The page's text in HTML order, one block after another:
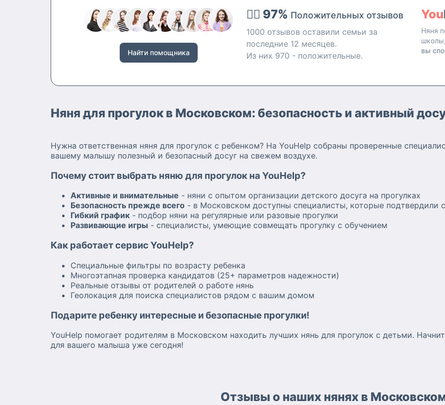
Найти помощника
👍🏻 97% Положительных отзывов
1000 отзывов оставили семьи за
последние 12 месяцев.
Из них 970 - положительные.
You
Няня
вы
Няня для прогулок в Московском: безопасность и активный
Нужна ответственная няня для прогулок с ребенком? На YouHelp собраны проверенные
вашему малышу полезный и безопасный досуг на свежем воздухе.
Почему стоит выбрать няню для прогулок на YouHelp?
Активные и внимательные - няни с опытом организации детского досуга на прогулках
Безопасность прежде всего - в Московском доступны специалисты, которые подтвердили
Гибкий график - подбор няни на регулярные или разовые прогулки
Развивающие игры - специалисты, умеющие совмещать прогулку с обучением
Как работает сервис YouHelp?
Специальные фильтры по возрасту ребенка
Многоэтапная проверка кандидатов (25+ параметров надежности)
Реальные отзывы от родителей о работе нянь
Геолокация для поиска специалистов рядом с вашим домом
Подарите ребенку интересные и безопасные прогулки!
YouHelp помогает родителям в Московском находить лучших нянь для прогулок с детьми.
для вашего малыша уже сегодня!
Отзывы о наших нянях в